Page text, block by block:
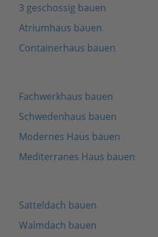
3 geschossig bauen
Atriumhaus bauen
Containerhaus bauen
Fachwerkhaus bauen
Schwedenhaus bauen
Modernes Haus bauen
Mediterranes Haus bauen
Satteldach bauen
Walmdach bauen